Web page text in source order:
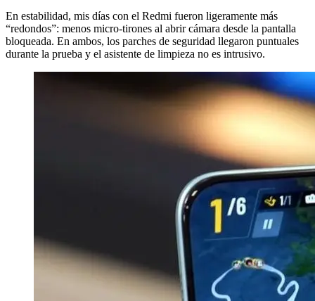
En estabilidad, mis días con el Redmi fueron ligeramente más
“redondos”: menos micro-tirones al abrir cámara desde la pantalla
bloqueada. En ambos, los parches de seguridad llegaron puntuales
durante la prueba y el asistente de limpieza no es intrusivo.